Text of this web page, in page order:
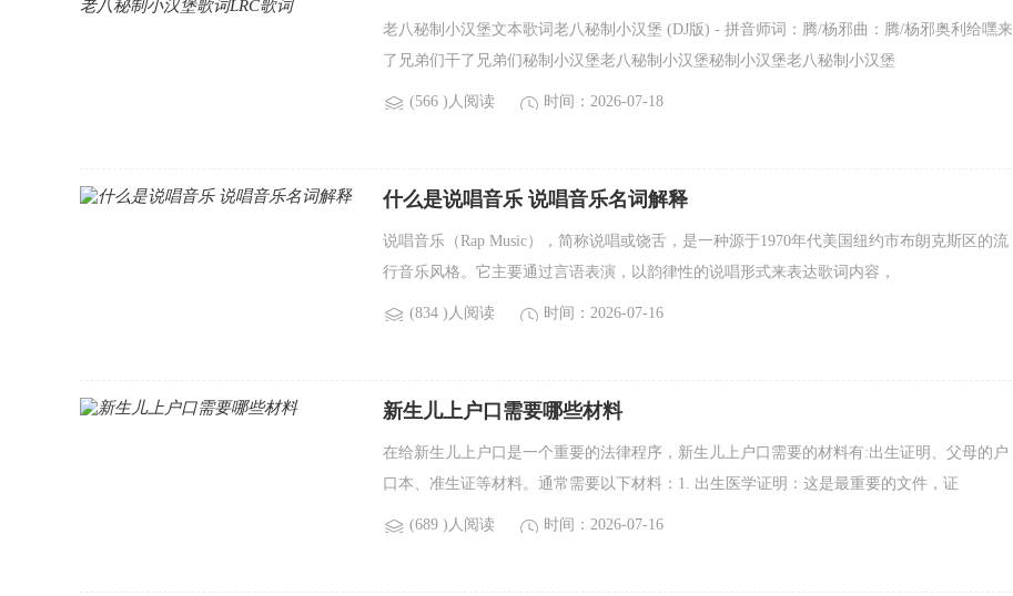
老八秘制小汉堡文本歌词老八秘制小汉堡 (DJ版) - 拼音师词：腾/杨邪曲：腾/杨邪奥利给嘿来
了兄弟们干了兄弟们秘制小汉堡老八秘制小汉堡秘制小汉堡老八秘制小汉堡
(566 )人阅读 时间：2026-07-18
什么是说唱音乐 说唱音乐名词解释
说唱音乐（Rap Music），简称说唱或饶舌，是一种源于1970年代美国纽约市布朗克斯区的流
行音乐风格。它主要通过言语表演，以韵律性的说唱形式来表达歌词内容，
(834 )人阅读 时间：2026-07-16
新生儿上户口需要哪些材料
在给新生儿上户口是一个重要的法律程序，新生儿上户口需要的材料有:出生证明、父母的户
口本、准生证等材料。通常需要以下材料：1. 出生医学证明：这是最重要的文件，证
(689 )人阅读 时间：2026-07-16